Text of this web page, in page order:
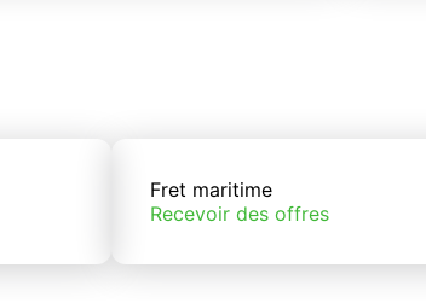
Fret maritime
Recevoir des offres